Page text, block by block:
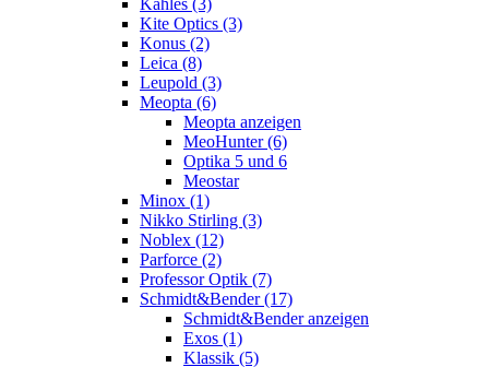
Kite Optics (3)
Konus (2)
Leica (8)
Leupold (3)
Meopta (6)
Meopta anzeigen
MeoHunter (6)
Optika 5 und 6
Meostar
Minox (1)
Nikko Stirling (3)
Noblex (12)
Parforce (2)
Professor Optik (7)
Schmidt&Bender (17)
Schmidt&Bender anzeigen
Exos (1)
Klassik (5)